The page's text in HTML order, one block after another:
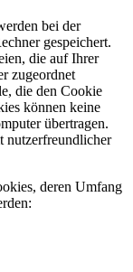
bei der
gespeichert.
die auf Ihrer
zugeordnet
die den Cookie
können keine
übertragen.
nutzerfreundlicher
deren Umfang